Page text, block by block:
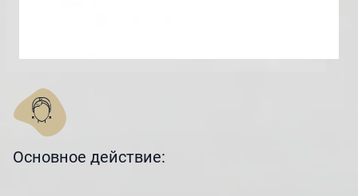
Основное действие: